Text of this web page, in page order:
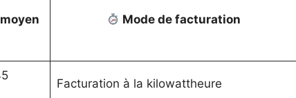
Mode de facturation
Facturation à la kilowattheure